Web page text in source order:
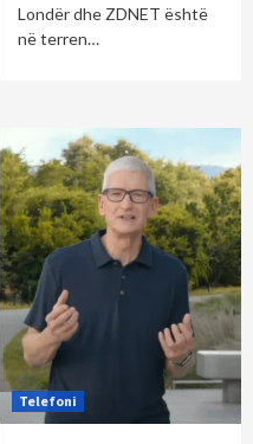
Londër dhe ZDNET është
në terren…
Telefoni